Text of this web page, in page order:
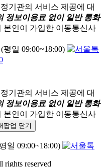
기관의 서비스 제공에 대
정보이용료 없이 일반 통화
본인이 가입한 이동통신사
평일 09:00~18:00)
기관의 서비스 제공에 대
정보이용료 없이 일반 통화
본인이 가입한 이동통신사
팝업 닫기
일 09:00~18:00)
rights reserved